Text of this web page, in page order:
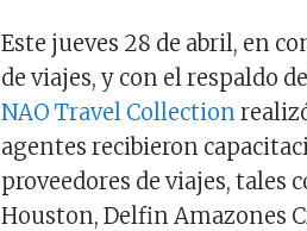
Este jueves 28 de abril, en
de viajes, y con el respaldo
NAO Travel Collection
agentes recibieron
proveedores de viajes, tales
Houston, Delfin Amazones